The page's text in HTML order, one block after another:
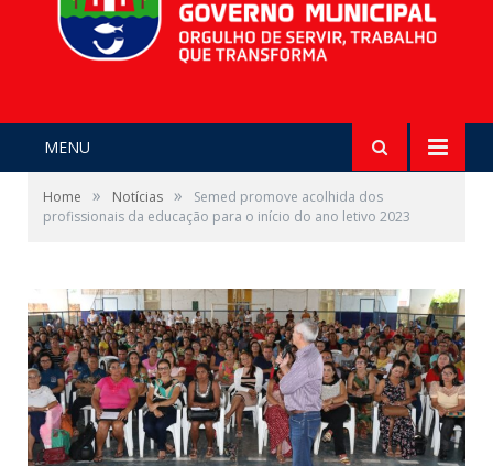
MENU
Home » Notícias »
Semed promove acolhida dos
profissionais da educação para o início do ano letivo 2023